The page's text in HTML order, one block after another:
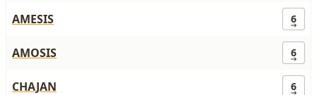
AMESIS 6
AMOSIS 6
CHAJAN 6